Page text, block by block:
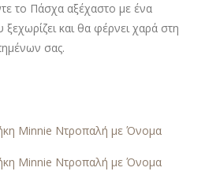
το Πάσχα αξέχαστο με ένα
και θα φέρνει χαρά στη
σας.